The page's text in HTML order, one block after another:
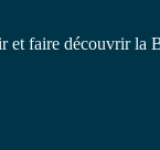
et faire découvrir la